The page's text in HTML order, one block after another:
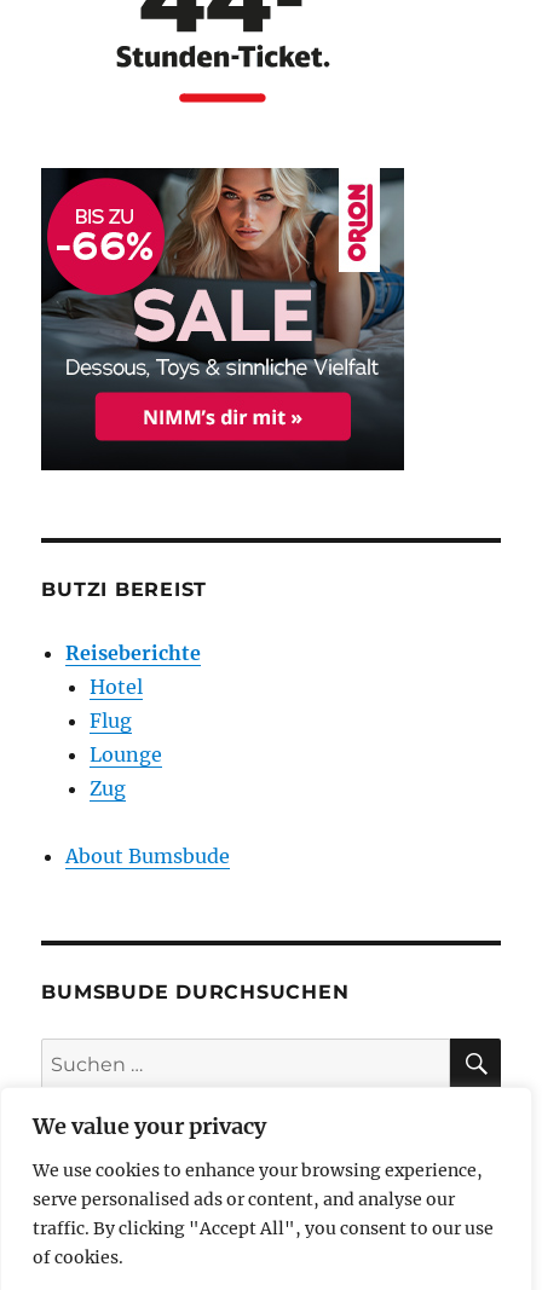
We value your privacy
We use cookies to enhance your browsing experience,
serve personalised ads or content, and analyse our
traffic. By clicking "Accept All", you consent to our use
of cookies.
BUTZI BEREIST
Reiseberichte
Hotel
Flug
Lounge
Zug
About Bumsbude
BUMSBUDE DURCHSUCHEN
Suche
nach:
impressum
datenschutzerklärung